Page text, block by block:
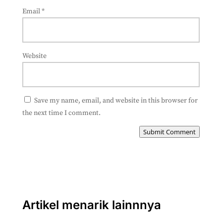
Email*
Website
Save my name, email, and website in this browser for
the next time I comment.
Submit Comment
Artikel menarik lainnnya